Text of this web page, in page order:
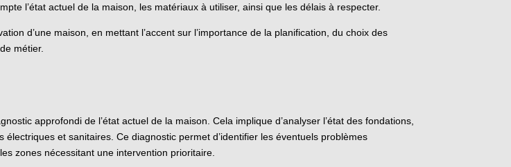
l’état actuel de la maison, les matériaux à utiliser, ainsi que les délais à respecter.
d’une maison, en mettant l’accent sur l’importance de la planification, du choix des
métier.
approfondi de l’état actuel de la maison. Cela implique d’analyser l’état des fondations,
et sanitaires. Ce diagnostic permet d’identifier les éventuels problèmes
zones nécessitant une intervention prioritaire.